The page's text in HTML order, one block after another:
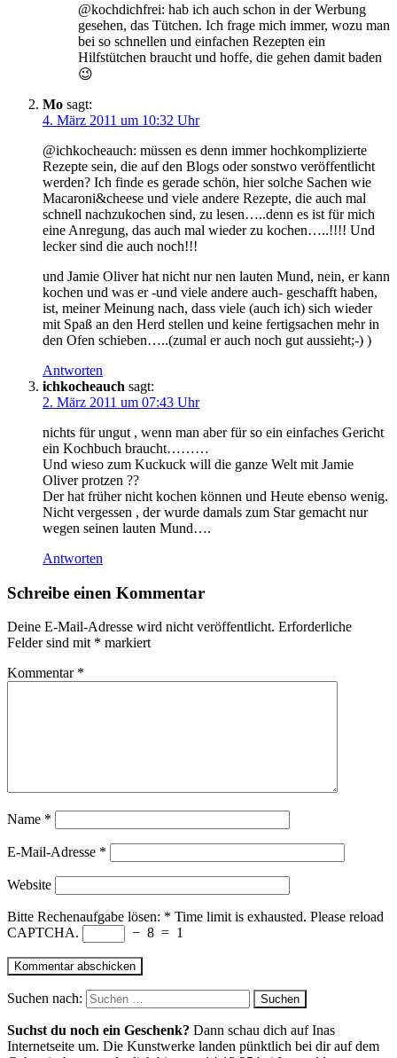
@kochdichfrei: hab ich auch schon in der Werbung
gesehen, das Tütchen. Ich frage mich immer, wozu man
bei so schnellen und einfachen Rezepten ein
Hilfstütchen braucht und hoffe, die gehen damit baden
😉
Mo sagt:
4. März 2011 um 10:32 Uhr
@ichkocheauch: müssen es denn immer hochkomplizierte
Rezepte sein, die auf den Blogs oder sonstwo veröffentlicht
werden? Ich finde es gerade schön, hier solche Sachen wie
Macaroni&cheese und viele andere Rezepte, die auch mal
schnell nachzukochen sind, zu lesen…..denn es ist für mich
eine Anregung, das auch mal wieder zu kochen…..!!!! Und
lecker sind die auch noch!!!
und Jamie Oliver hat nicht nur nen lauten Mund, nein, er kann
kochen und was er -und viele andere auch- geschafft haben,
ist, meiner Meinung nach, dass viele (auch ich) sich wieder
mit Spaß an den Herd stellen und keine fertigsachen mehr in
den Ofen schieben…..(zumal er auch noch gut aussieht;-) )
Antworten
ichkocheauch sagt:
2. März 2011 um 07:43 Uhr
nichts für ungut , wenn man aber für so ein einfaches Gericht
ein Kochbuch braucht………
Und wieso zum Kuckuck will die ganze Welt mit Jamie
Oliver protzen ??
Der hat früher nicht kochen können und Heute ebenso wenig.
Nicht vergessen , der wurde damals zum Star gemacht nur
wegen seinen lauten Mund….
Antworten
Schreibe einen Kommentar
Deine E-Mail-Adresse wird nicht veröffentlicht. Erforderliche
Felder sind mit * markiert
Kommentar *
Name *
E-Mail-Adresse *
Website
Bitte Rechenaufgabe lösen: * Time limit is exhausted. Please reload
CAPTCHA.
− 8 = 1
Suchen nach:
Suchst du noch ein Geschenk? Dann schau dich auf Inas
Internetseite um. Die Kunstwerke landen pünktlich bei dir auf dem